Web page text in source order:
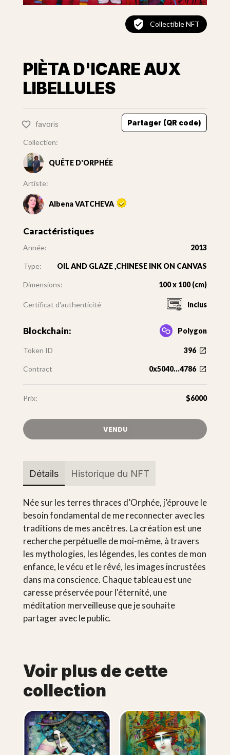
Collectible NFT
PIÈTA D'ICARE AUX
LIBELLULES
favoris Partager (QR code)
Collection:
QUÊTE D'ORPHÉE
Artiste:
Albena VATCHEVA
Caractéristiques
Année: 2013
Type: OIL AND GLAZE ,CHINESE INK ON CANVAS
Dimensions: 100 x 100 (cm)
Certificat d'authenticité inclus
Blockchain: Polygon
Token ID 396
Contract 0x5040...4786
Prix: $6000
VENDU
Détails Historique du NFT
Née sur les terres thraces d’Orphée, j’éprouve le
besoin fondamental de me reconnecter avec les
traditions de mes ancêtres. La création est une
recherche perpétuelle de moi-même, à travers
les mythologies, les légendes, les contes de mon
enfance, le vécu et le rêvé, les images incrustées
dans ma conscience. Chaque tableau est une
caresse préservée pour l'éternité, une
méditation merveilleuse que je souhaite
partager avec le public.
Voir plus de cette
collection